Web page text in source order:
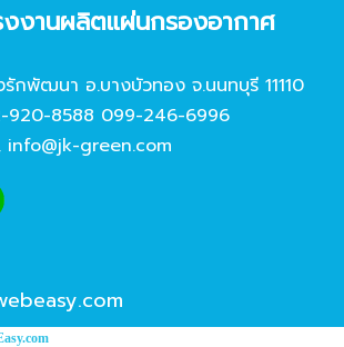
งานผลิตแผ่นกรองอากาศ
กพัฒนา อ.บางบัวทอง จ.นนทบุรี 11110
920-8588 099-246-6996
info@jk-green.com